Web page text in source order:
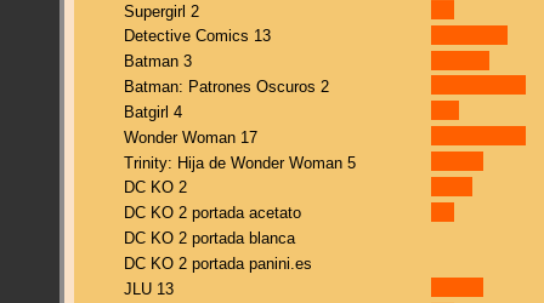
Supergirl 2
Detective Comics 13
Batman 3
Batman: Patrones Oscuros 2
Batgirl 4
Wonder Woman 17
Trinity: Hija de Wonder Woman 5
DC KO 2
DC KO 2 portada acetato
DC KO 2 portada blanca
DC KO 2 portada panini.es
JLU 13